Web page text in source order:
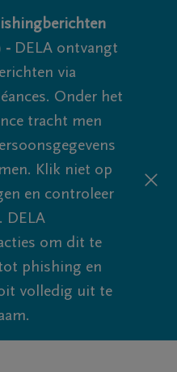
- DELA ontvangt
via
Onder het
tracht men
Klik niet op
en controleer
DELA
om dit te
phishing en
volledig uit te